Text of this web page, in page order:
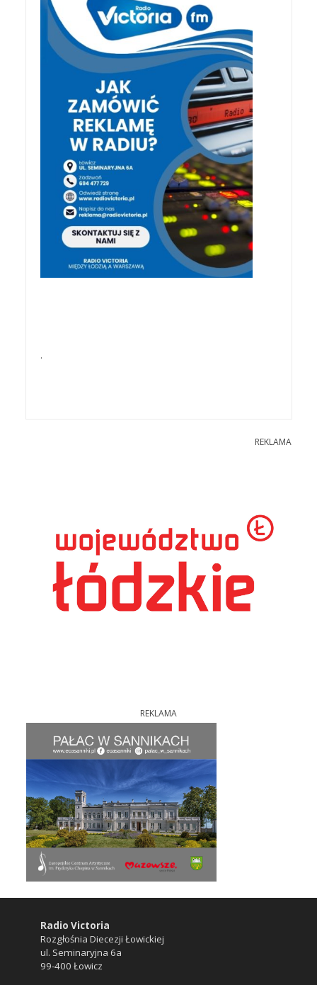
.
REKLAMA
REKLAMA
Radio Victoria
Rozgłośnia Diecezji Łowickiej
ul. Seminaryjna 6a
99-400 Łowicz